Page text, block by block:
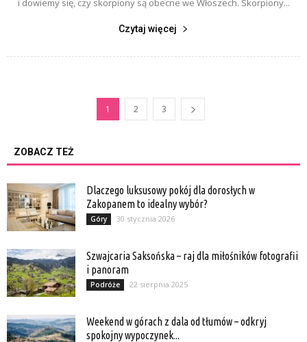
Czytaj więcej
1 2 3
ZOBACZ TEŻ
Dlaczego luksusowy pokój dla dorosłych w
Zakopanem to idealny wybór?
Góry 30 stycznia 2026
Szwajcaria Saksońska – raj dla miłośników fotografii
i panoram
Podróże 22 sierpnia 2025
Weekend w górach z dala od tłumów – odkryj
spokojny wypoczynek...